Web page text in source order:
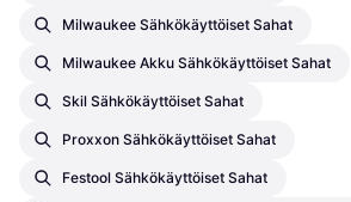
Milwaukee Sähkökäyttöiset Sahat
Milwaukee Akku Sähkökäyttöiset Sahat
Skil Sähkökäyttöiset Sahat
Proxxon Sähkökäyttöiset Sahat
Festool Sähkökäyttöiset Sahat